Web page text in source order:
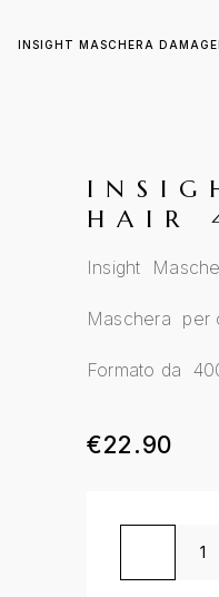
INSIGHT MASCHERA
HAIR
Insight
Maschera per
Formato da
€22.90